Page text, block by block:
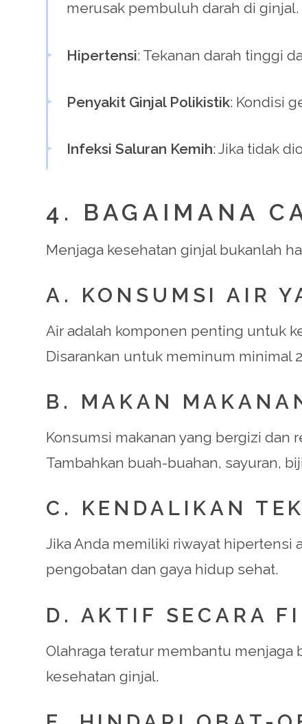
merusak pembuluh darah di ginjal.
Hipertensi: Tekanan darah tinggi
Penyakit Ginjal Polikistik: Kondisi
Infeksi Saluran Kemih: Jika tidak
4. BAGAIMANA
Menjaga kesehatan ginjal bukanlah
A. KONSUMSI AIR
Air adalah komponen penting untuk
Disarankan untuk meminum minimal
B. MAKAN
Konsumsi makanan yang bergizi dan
Tambahkan buah-buahan, sayuran,
C. KENDALIKAN
Jika Anda memiliki riwayat
pengobatan dan gaya hidup sehat.
D. AKTIF SECARA
Olahraga teratur membantu menjaga
kesehatan ginjal.